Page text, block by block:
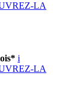
LA
i
LA